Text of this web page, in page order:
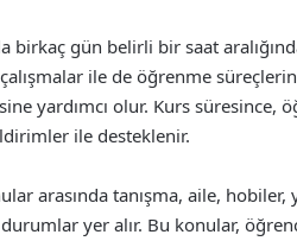
gün belirli bir saat
ile de öğrenme
yardımcı olur. Kurs süresince,
ile desteklenir.
arasında tanışma, aile,
durumlar yer alır. Bu konular,